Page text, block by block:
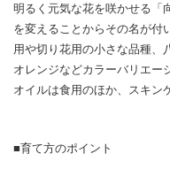
明るく元気な花を咲かせる「
を変えることからその名が付
用や切り花用の小さな品種、
オレンジなどカラーバリエー
オイルは食用のほか、スキン
■育て方のポイント